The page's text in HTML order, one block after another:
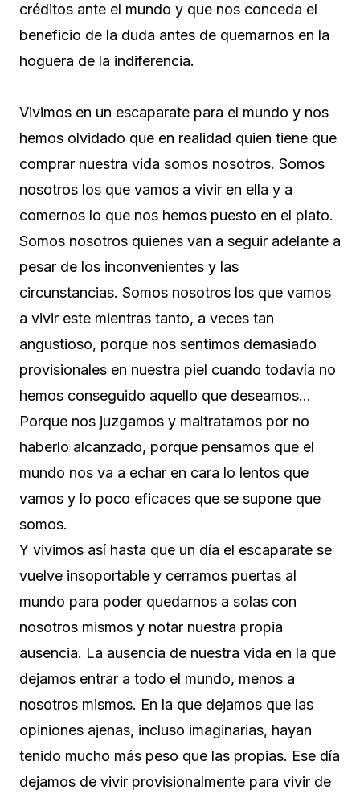
créditos ante el mundo y que nos conceda el
beneficio de la duda antes de quemarnos en la
hoguera de la indiferencia.
Vivimos en un escaparate para el mundo y nos
hemos olvidado que en realidad quien tiene que
comprar nuestra vida somos nosotros. Somos
nosotros los que vamos a vivir en ella y a
comernos lo que nos hemos puesto en el plato.
Somos nosotros quienes van a seguir adelante a
pesar de los inconvenientes y las
circunstancias. Somos nosotros los que vamos
a vivir este mientras tanto, a veces tan
angustioso, porque nos sentimos demasiado
provisionales en nuestra piel cuando todavía no
hemos conseguido aquello que deseamos…
Porque nos juzgamos y maltratamos por no
haberlo alcanzado, porque pensamos que el
mundo nos va a echar en cara lo lentos que
vamos y lo poco eficaces que se supone que
somos.
Y vivimos así hasta que un día el escaparate se
vuelve insoportable y cerramos puertas al
mundo para poder quedarnos a solas con
nosotros mismos y notar nuestra propia
ausencia. La ausencia de nuestra vida en la que
dejamos entrar a todo el mundo, menos a
nosotros mismos. En la que dejamos que las
opiniones ajenas, incluso imaginarias, hayan
tenido mucho más peso que las propias. Ese día
dejamos de vivir provisionalmente para vivir de